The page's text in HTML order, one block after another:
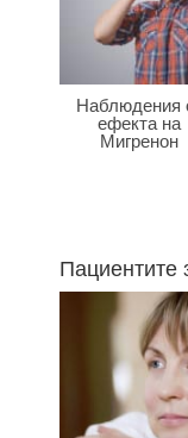
Наблюдения
ефекта на
Мигренон
Пациентите